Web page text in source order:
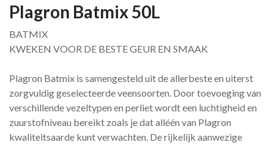
Plagron Batmix 50L
BATMIX
KWEKEN VOOR DE BESTE GEUR EN SMAAK
Plagron Batmix is samengesteld uit de allerbeste en uiterst
zorgvuldig geselecteerde veensoorten. Door toevoeging van
verschillende vezeltypen en perliet wordt een luchtigheid en
zuurstofniveau bereikt zoals je dat alléén van Plagron
kwaliteitsaarde kunt verwachten. De rijkelijk aanwezige